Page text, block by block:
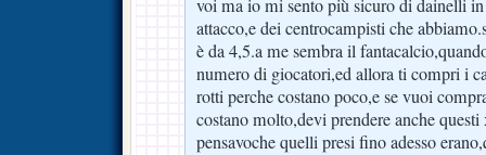
voi ma io mi sento più sicuro di dainelli
attacco,e dei centrocampisti che
è da 4,5.a me sembra il
numero di giocatori,ed allora ti compri i
rotti perche costano poco,e se vuoi
costano molto,devi prendere anche
pensavoche quelli presi fino adesso